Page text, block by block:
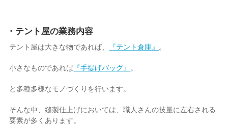
・テント屋の業務内容
テント屋は大きな物であれば、 『テント倉庫』 。
小さなものであれば 『手提げバッグ』 。
と多種多様なモノづくりを行います。
そんな中、縫製仕上げにおいては、職人さんの技量に左右される
要素が多くあります。